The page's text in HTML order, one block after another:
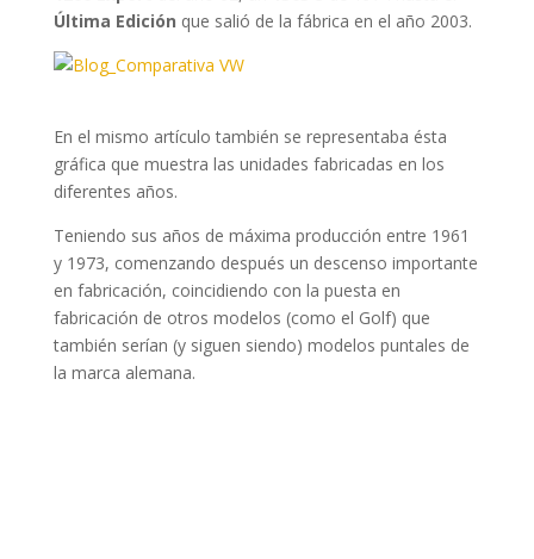
Última Edición que salió de la fábrica en el año 2003.
En el mismo artículo también se representaba ésta
gráfica que muestra las unidades fabricadas en los
diferentes años.
Teniendo sus años de máxima producción entre 1961
y 1973, comenzando después un descenso importante
en fabricación, coincidiendo con la puesta en
fabricación de otros modelos (como el Golf) que
también serían (y siguen siendo) modelos puntales de
la marca alemana.